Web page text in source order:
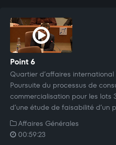
Point 6
Quartier d’affaires international
Poursuite du processus de
commercialisation pour les lots
d’une étude de faisabilité d’un
Affaires Générales
00:59:23